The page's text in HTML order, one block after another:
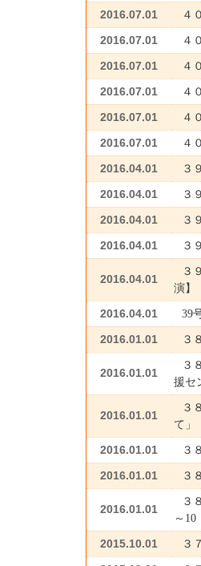
2016.07.01 ４
2016.07.01 ４
2016.07.01 ４
2016.07.01 ４
2016.07.01 ４
2016.07.01 ４
2016.04.01 ３
2016.04.01 ３
2016.04.01 ３
2016.04.01 ３
2016.04.01
３
演】
2016.04.01 39
2016.01.01 ３
2016.01.01
３
援セ
2016.01.01
３
て」
2016.01.01 ３
2016.01.01 ３
2016.01.01
３
～10
2015.10.01 ３